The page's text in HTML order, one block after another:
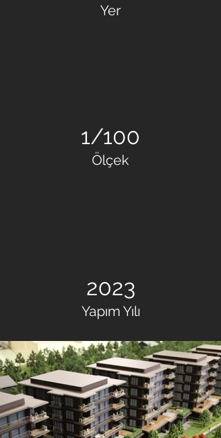
Yer
1/100
Ölçek
2023
Yapım Yılı